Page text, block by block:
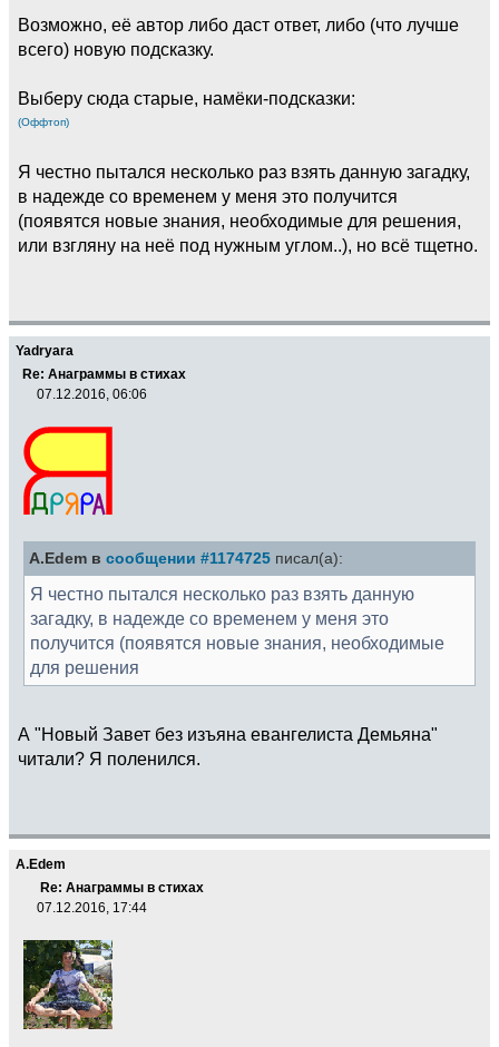
Возможно, её автор либо даст ответ, либо (что лучше
всего) новую подсказку.
Выберу сюда старые, намёки-подсказки:
(Оффтоп)
Я честно пытался несколько раз взять данную загадку,
в надежде со временем у меня это получится
(появятся новые знания, необходимые для решения,
или взгляну на неё под нужным углом..), но всё тщетно.
Yadryara
Re: Анаграммы в стихах
07.12.2016, 06:06
A.Edem в сообщении #1174725 писал(а):
Я честно пытался несколько раз взять данную
загадку, в надежде со временем у меня это
получится (появятся новые знания, необходимые
для решения
А "Новый Завет без изъяна евангелиста Демьяна"
читали? Я поленился.
A.Edem
Re: Анаграммы в стихах
07.12.2016, 17:44